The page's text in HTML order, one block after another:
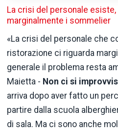
La crisi del personale esiste,
marginalmente i sommelier
«La crisi del personale che
ristorazione ci riguarda
generale il problema resta
Maietta - Non ci si
arriva dopo aver fatto un
partire dalla scuola
di sala. Ma ci sono anche